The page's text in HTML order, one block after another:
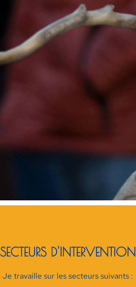
SECTEURS D'INTERVENTION
Je travaille sur les secteurs suivants :